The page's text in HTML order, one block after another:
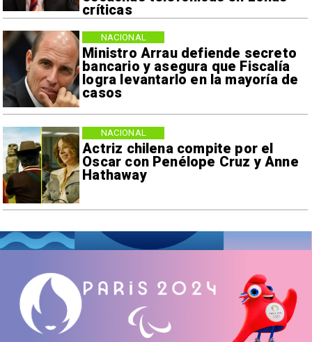
críticas
Ministro Arrau defiende secreto
bancario y asegura que Fiscalía
logra levantarlo en la mayoría de
casos
NACIONAL
Actriz chilena compite por el
Oscar con Penélope Cruz y Anne
Hathaway
NACIONAL